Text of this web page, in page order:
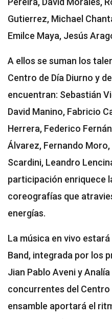
Gutierrez, Michael
Emilce Maya, Jesús
A ellos se suman los
Centro de Día Diurno y
encuentran: Sebastián
David Manino, Fabricio
Herrera, Federico
Álvarez, Fernando
Scardini, Leandro
participación enriquece
coreografías que
energías.
La música en vivo
Band, integrada por los
Jian Pablo Aveni y
concurrentes del Centro
ensamble aportará el